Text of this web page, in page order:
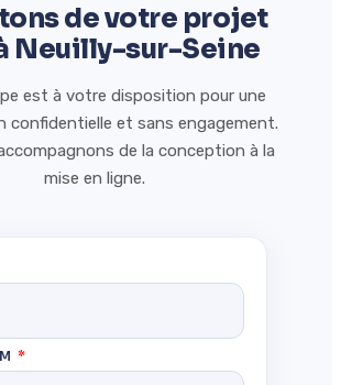
de votre projet
Neuilly-sur-Seine
est à votre disposition pour une
confidentielle et sans engagement.
de la conception à la
mise en ligne.